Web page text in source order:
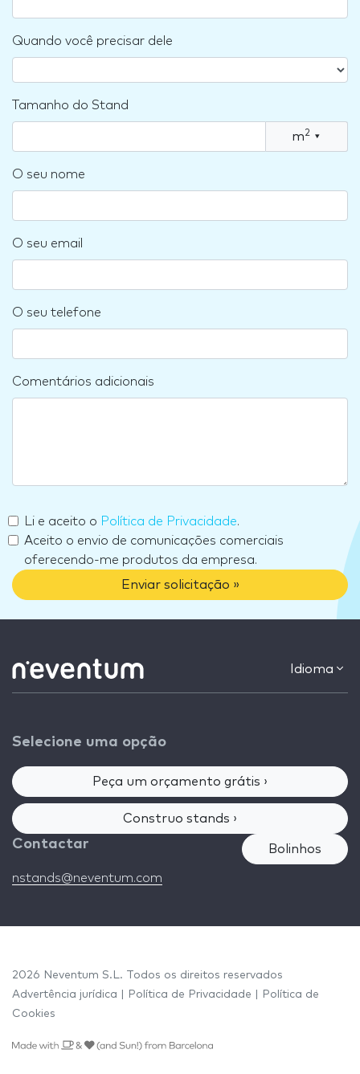
Quando você precisar dele
Tamanho do Stand
m2 ▾
O seu nome
O seu email
O seu telefone
Comentários adicionais
Li e aceito o Política de Privacidade.
Aceito o envio de comunicações comerciais
oferecendo-me produtos da empresa.
Enviar solicitação »
Idioma
Selecione uma opção
Peça um orçamento grátis ›
Construo stands ›
Contactar
nstands@neventum.com
Bolinhos
2026 Neventum S.L. Todos os direitos reservados
Advertência jurídica
Política de Privacidade
Política de
Cookies